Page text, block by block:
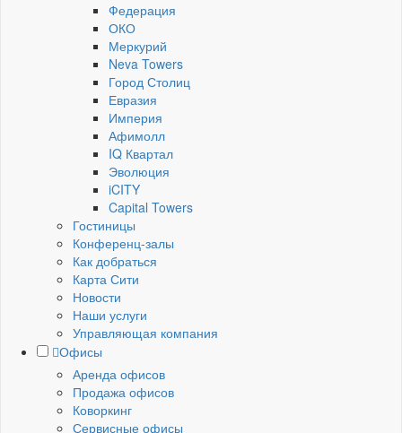
Федерация
ОКО
Меркурий
Neva Towers
Город Столиц
Евразия
Империя
Афимолл
IQ Квартал
Эволюция
iCITY
Capital Towers
Гостиницы
Конференц-залы
Как добраться
Карта Сити
Новости
Наши услуги
Управляющая компания
Офисы
Аренда офисов
Продажа офисов
Коворкинг
Сервисные офисы